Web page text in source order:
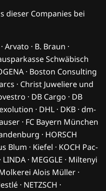
dieser Companies bei
Arvato · B. Braun ·
Schwäbisch
· Boston Consulting
· Christ Juweliere und
· DB Cargo · DB
· DHL · DKB · dm-
· FC Bayern München
· HORSCH
Blum · Kiefel · KOCH Pac-
· MEGGLE · Miltenyi
Alois Müller ·
· NETZSCH ·